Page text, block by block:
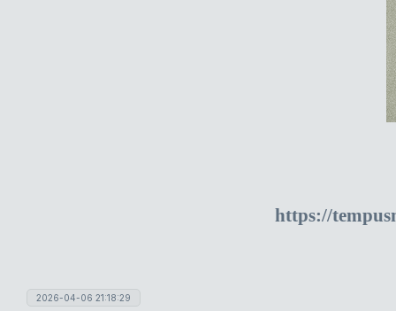
https://
2026-04-06 21:18:29